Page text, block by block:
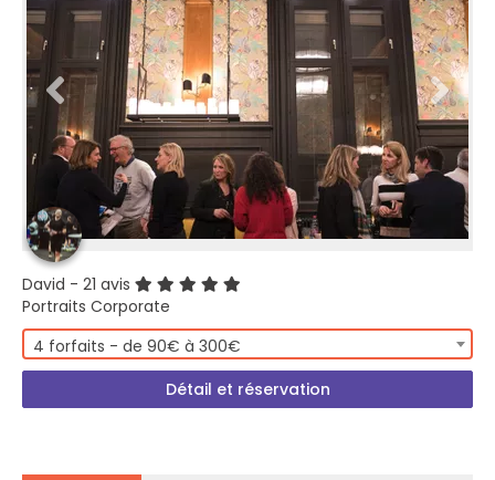
David - 21 avis
Portraits Corporate
4 forfaits - de 90€ à 300€
Détail et réservation